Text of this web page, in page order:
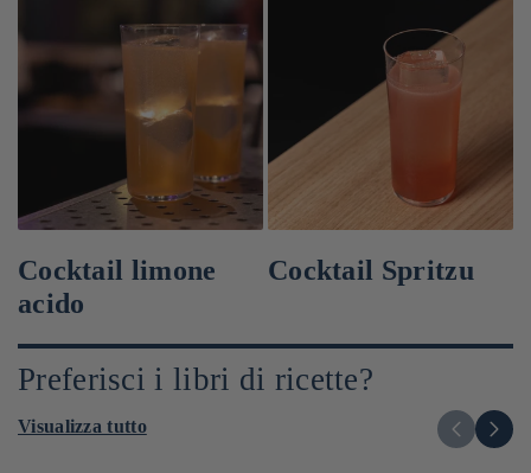
Cocktail limone
acido
Cocktail Spritzu
Preferisci i libri di ricette?
Visualizza tutto